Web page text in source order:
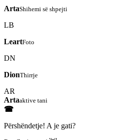
ArtaShihemi së shpejti
LB
LeartFoto
DN
DionThirrje
AR
Artaaktive tani
☎
Përshëndetje! A je gati?